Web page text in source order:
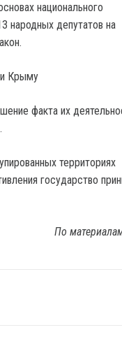
национального
народных депутатов на
Крыму
факта их
территориях
государство
По